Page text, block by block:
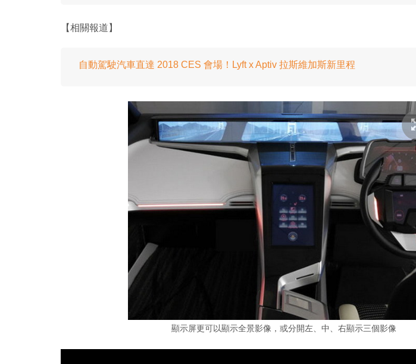
【相關報道】
自動駕駛汽車直達 2018 CES 會場！Lyft x Aptiv 拉斯維加斯新里程
顯示屏更可以顯示全景影像，或分開左、中、右顯示三個影像